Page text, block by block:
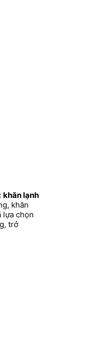
khăn lạnh
khăn
lựa chọn
trở